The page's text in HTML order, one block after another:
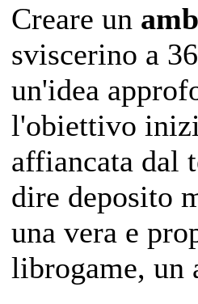
Creare un
sviscerino a
un'idea
l'obiettivo
affiancata dal
dire deposito
una vera e
librogame, un